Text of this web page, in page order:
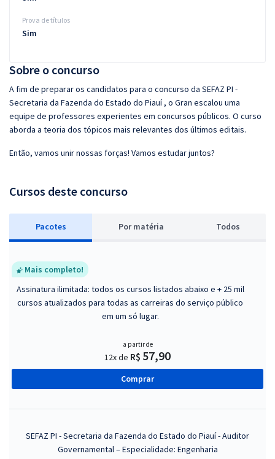
Sobre o concurso
A fim de preparar os candidatos para o concurso da SEFAZ PI -
Secretaria da Fazenda do Estado do Piauí , o Gran escalou uma
equipe de professores experientes em concursos públicos. O curso
aborda a teoria dos tópicos mais relevantes dos últimos editais.
Então, vamos unir nossas forças! Vamos estudar juntos?
Cursos deste concurso
Pacotes Por matéria Todos
Mais completo!
Assinatura ilimitada: todos os cursos listados abaixo e + 25 mil
cursos atualizados para todas as carreiras do serviço público
em um só lugar.
a partir de
12x de R$ 57,90
Comprar
SEFAZ PI - Secretaria da Fazenda do Estado do Piauí - Auditor
Governamental – Especialidade: Engenharia
Prova de títulos
Sim